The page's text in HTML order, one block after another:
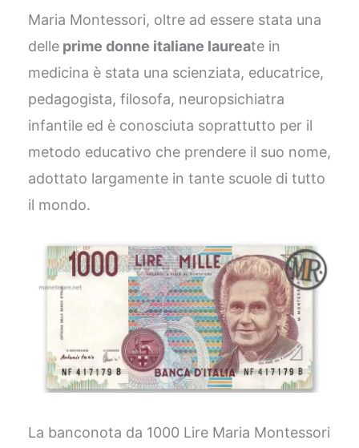
Maria Montessori, oltre ad essere stata una
delleprime donne italiane laureate in
medicina è stata una scienziata, educatrice,
pedagogista, filosofa, neuropsichiatra
infantile ed è conosciuta soprattutto per il
metodo educativo che prendere il suo nome,
adottato largamente in tante scuole di tutto
il mondo.
La banconota da 1000 Lire Maria Montessori